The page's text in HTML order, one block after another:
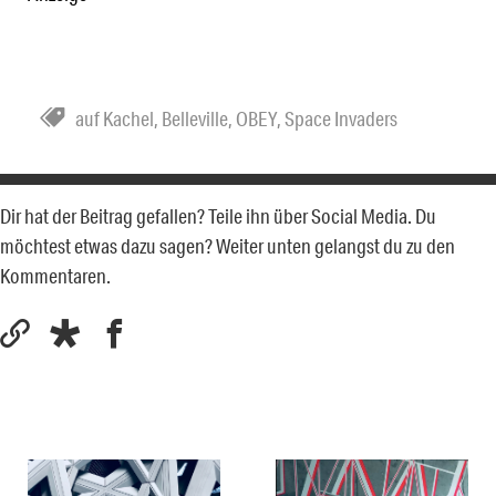
auf Kachel, Belleville, OBEY,Space Invaders
Dir hat der Beitrag gefallen? Teile ihn über Social Media. Du
möchtest etwas dazu sagen? Weiter unten gelangst du zu den
Kommentaren.